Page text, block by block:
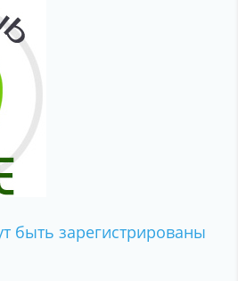
быть зарегистрированы